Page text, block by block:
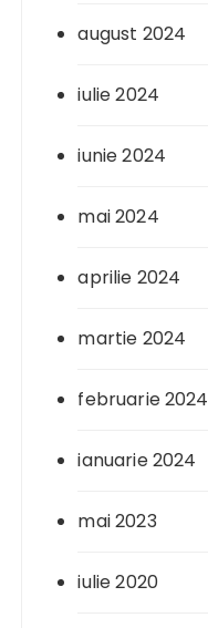
august 2024
iulie 2024
iunie 2024
mai 2024
aprilie 2024
martie 2024
februarie 2024
ianuarie 2024
mai 2023
iulie 2020